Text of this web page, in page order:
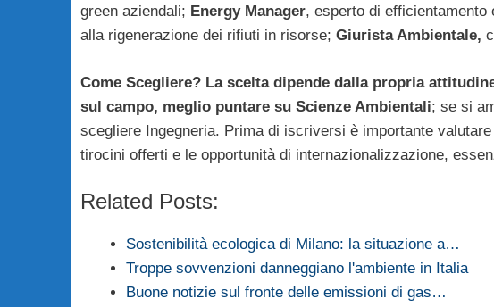
green aziendali; Energy Manager, esperto di efficientamento
alla rigenerazione dei rifiuti in risorse; Giurista Ambientale,
Come Scegliere? La scelta dipende dalla propria
sul campo, meglio puntare su Scienze Ambientali; se si
scegliere Ingegneria. Prima di iscriversi è importante
tirocini offerti e le opportunità di internazionalizzazione,
Related Posts:
Sostenibilità ecologica di Milano: la situazione a…
Troppe sovvenzioni danneggiano l'ambiente in Italia
Buone notizie sul fronte delle emissioni di gas…